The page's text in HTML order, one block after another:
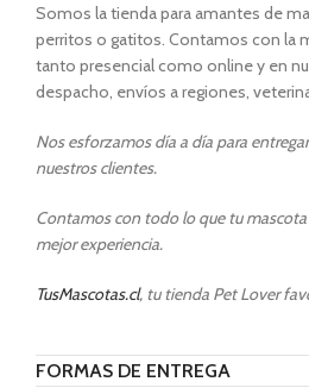
Somos la tienda para amantes de
perritos o gatitos. Contamos con la
tanto presencial como online y en
despacho, envíos a regiones,
Nos esforzamos día a día para
nuestros clientes.
Contamos con todo lo que tu
mejor experiencia.
TusMascotas.cl, tu tienda Pet Lover
FORMAS DE ENTREGA